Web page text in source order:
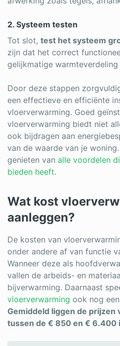
2. Systeem testen
Tot slot, test het systeem
zijn dat het correct
gelijkmatige
Door deze stappen
een effectieve en efficiënte
vloerverwarming. Goed
vloerverwarming biedt niet
ook bijdragen aan
van de waarde van je
genieten van alle voordelen
bieden heeft.
Wat kost
aanleggen?
De kosten van
onder andere af van functie
Wanneer deze als
vallen de arbeids- en
bijverwarming. Daarnaast
vloerverwarming ook nog
Gemiddeld liggen de prijzen
tussen de € 850 en € 6.400